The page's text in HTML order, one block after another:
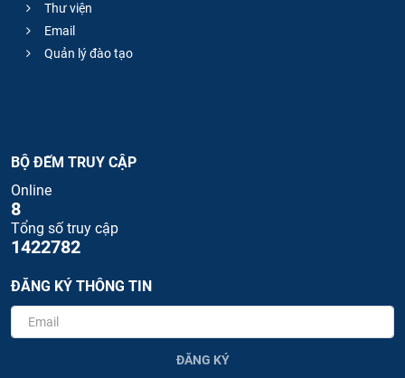
Thư viện
Email
Quản lý đào tạo
BỘ ĐẾM TRUY CẬP
Online
8
Tổng số truy cập
1422782
ĐĂNG KÝ THÔNG TIN
ĐĂNG KÝ